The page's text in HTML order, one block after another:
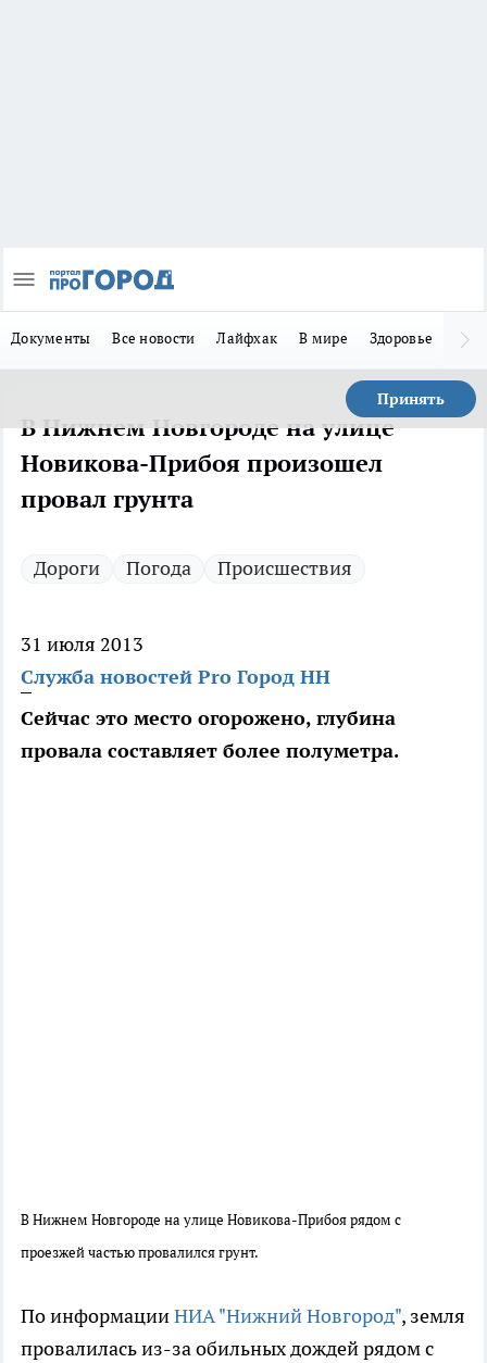
Документы Все новости Лайфхак В мире Здоровье
Принять
В Нижнем Новгороде на улице
Новикова-Прибоя произошел
провал грунта
Дороги Погода Происшествия
31 июля 2013
Служба новостей Pro Город НН
Сейчас это место огорожено, глубина
провала составляет более полуметра.
В Нижнем Новгороде на улице Новикова-Прибоя рядом с
проезжей частью провалился грунт.
По информацииНИА "Нижний Новгород", земля
провалилась из-за обильных дождей рядом с